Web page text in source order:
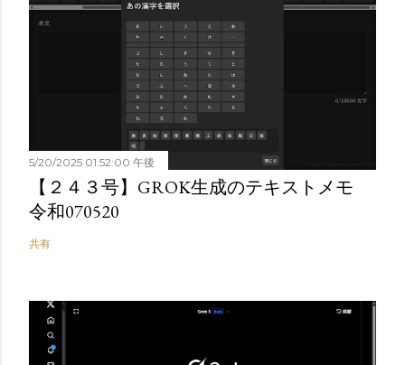
5/20/2025 01:52:00 午後
【２４３号】GROK生成のテキストメモ
令和070520
共有